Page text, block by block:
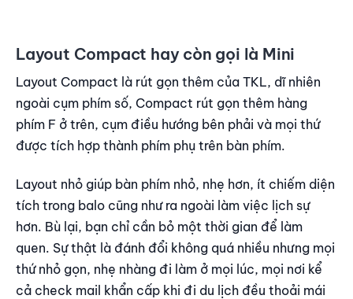
Layout Compact hay còn gọi là Mini
Layout Compact là rút gọn thêm của TKL, dĩ nhiên
ngoài cụm phím số, Compact rút gọn thêm hàng
phím F ở trên, cụm điều hướng bên phải và mọi thứ
được tích hợp thành phím phụ trên bàn phím.
Layout nhỏ giúp bàn phím nhỏ, nhẹ hơn, ít chiếm diện
tích trong balo cũng như ra ngoài làm việc lịch sự
hơn. Bù lại, bạn chỉ cần bỏ một thời gian để làm
quen. Sự thật là đánh đổi không quá nhiều nhưng mọi
thứ nhỏ gọn, nhẹ nhàng đi làm ở mọi lúc, mọi nơi kể
cả check mail khẩn cấp khi đi du lịch đều thoải mái